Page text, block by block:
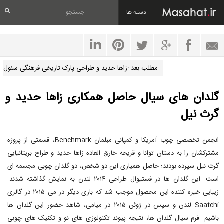
دسته ها
مطلب بعد :زاها حدید و طراحی پارک تاریخی فرهنگی سئول
گلدان های سیال حاصل همکاری زاها حدید و
گرث نیل
انجمن تخصصی چوب آمریکا و کمپانی مبلمان Benchmark، قسمتی از پروژه
مشترکشان را به دستان توانا و قریحه خارق العاده زاها حدید و طراح بریتانیایی
گرث نیل سپرده بودند؛ حاصل همیاری این دو شخص، دو گلدان چوبی مجسمه ای
است. این گلدان ها در فستیوال طراحی ۲۰۱۴ لندن به نمایش گذاشته شدند.
زیبایی خیره کننده این محصول موجب شد که باری دیگر در می ۲۰۱۵ در گالری
Saatchi لندن و سپس در ژوئن ۲۰۱۵ در میامی، شاهد حضور این گلدان ها
باشیم. فرم سیال گلدان ها، نتیجه پیوند تکنولوژی های نو و تکنیک های چوبی